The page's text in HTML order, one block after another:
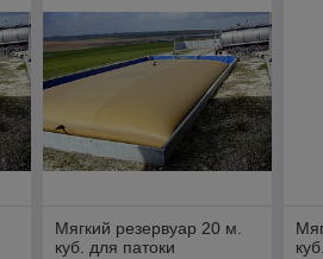
Мягкий резервуар 20 м.
куб. для патоки